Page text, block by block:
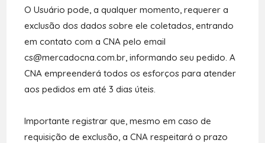
O Usuário pode, a qualquer momento, requerer a
exclusão dos dados sobre ele coletados, entrando
em contato com a CNA pelo email
cs@mercadocna.com.br, informando seu pedido. A
CNA empreenderá todos os esforços para atender
aos pedidos em até 3 dias úteis.
Importante registrar que, mesmo em caso de
requisição de exclusão, a CNA respeitará o prazo